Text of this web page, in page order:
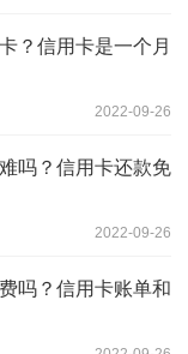
？信用卡是一个月
2022-09-26
吗？信用卡还款免
2022-09-26
吗？信用卡账单和